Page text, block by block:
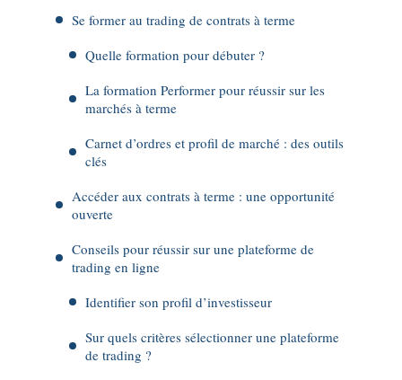
Se former au trading de contrats à terme
Quelle formation pour débuter ?
La formation Performer pour réussir sur les
marchés à terme
Carnet d’ordres et profil de marché : des outils
clés
Accéder aux contrats à terme : une opportunité
ouverte
Conseils pour réussir sur une plateforme de
trading en ligne
Identifier son profil d’investisseur
Sur quels critères sélectionner une plateforme
de trading ?